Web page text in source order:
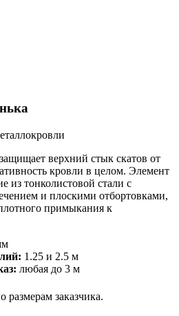
верхний стык скатов от
кровли в целом. Элемент
из тонколистовой стали с
и плоскими отбортовками,
примыкания к
1.25 и 2.5 м
любая до 3 м
размерам заказчика.